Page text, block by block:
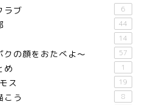
ラブ 6
44
14
クの顔をおたべよ～ 57
め 1
ス 19
こう 8